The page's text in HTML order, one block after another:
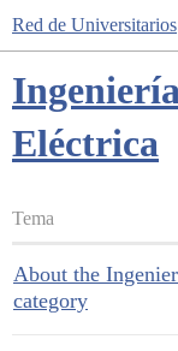
Red de Universitarios
Ingeniería
Eléctrica
Tema
About the
category